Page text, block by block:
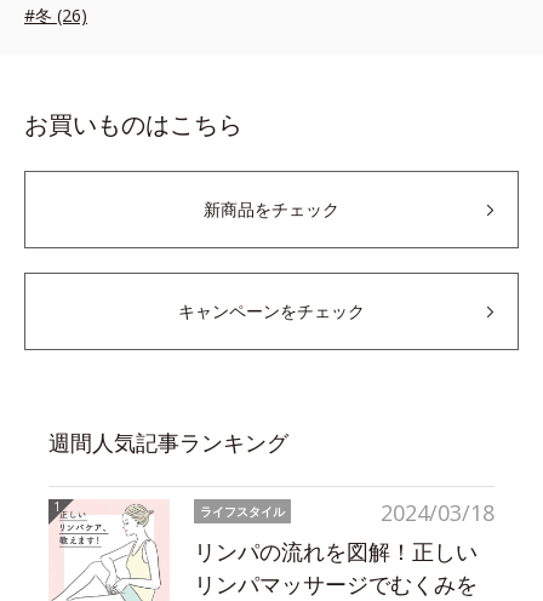
#冬 (26)
お買いものはこちら
新商品をチェック
キャンペーンをチェック
週間人気記事ランキング
2024/03/18
ライフスタイル
リンパの流れを図解！正しい
リンパマッサージでむくみを